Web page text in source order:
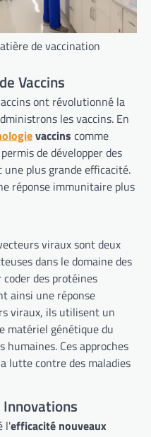
de vaccination
Vaccins
ont révolutionné la
les vaccins. En
vaccins comme
de développer des
plus grande efficacité.
réponse immunitaire plus
viraux sont deux
dans le domaine des
des protéines
ainsi une réponse
viraux, ils utilisent un
matériel génétique du
humaines. Ces approches
lutte contre des maladies
l'efficacité nouveaux